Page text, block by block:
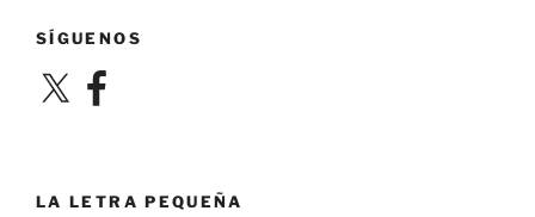
SÍGUENOS
X Facebook
LA LETRA PEQUEÑA